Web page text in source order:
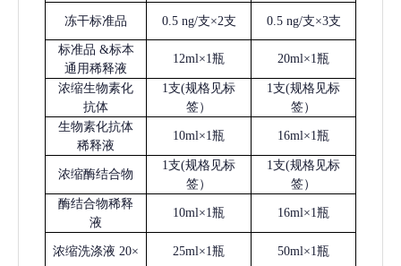
冻干标准品 0.5 ng/支×2支 0.5 ng/支×3支
标准品 &标本
通用稀释液
12ml×1瓶 20ml×1瓶
浓缩生物素化
抗体
1支(规格见标
签）
1支(规格见标
签）
生物素化抗体
稀释液
10ml×1瓶 16ml×1瓶
浓缩酶结合物
1支(规格见标
签）
1支(规格见标
签）
酶结合物稀释
液
10ml×1瓶 16ml×1瓶
浓缩洗涤液 20× 25ml×1瓶 50ml×1瓶